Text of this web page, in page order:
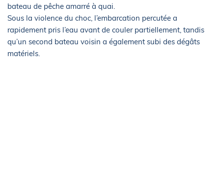
bateau de pêche amarré à quai.
Sous la violence du choc, l’embarcation percutée a
rapidement pris l’eau avant de couler partiellement, tandis
qu’un second bateau voisin a également subi des dégâts
matériels.